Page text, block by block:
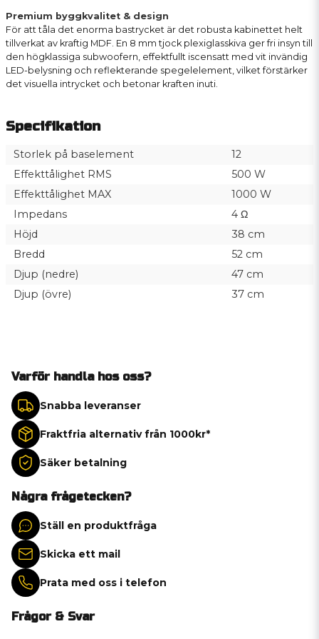
Premium byggkvalitet & design
För att tåla det enorma bastrycket är det robusta kabinettet helt
tillverkat av kraftig MDF. En 8 mm tjock plexiglasskiva ger fri insyn till
den högklassiga subwoofern, effektfullt iscensatt med vit invändig
LED-belysning och reflekterande spegelelement, vilket förstärker
det visuella intrycket och betonar kraften inuti.
Specifikation
Storlek på baselement
12
Effekttålighet RMS
500 W
Effekttålighet MAX
1000 W
Impedans
4 Ω
Höjd
38 cm
Bredd
52 cm
Djup (nedre)
47 cm
Djup (övre)
37 cm
Varför handla hos oss?
Snabba leveranser
Fraktfria alternativ från 1000kr*
Säker betalning
Några frågetecken?
Ställ en produktfråga
Skicka ett mail
Prata med oss i telefon
Frågor & Svar